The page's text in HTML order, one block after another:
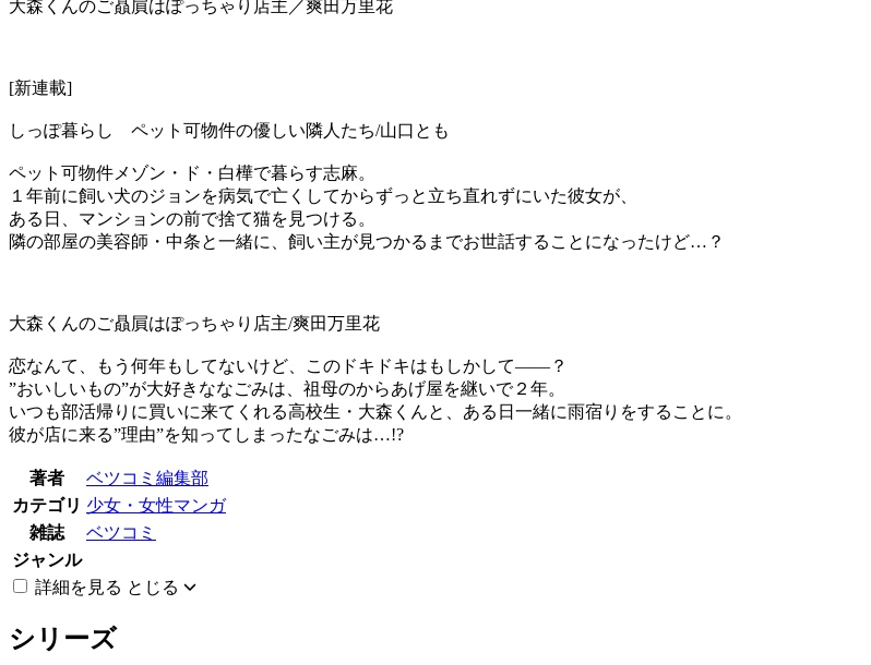
大森くんのご贔屓はぽっちゃり店主／爽田万里花
[新連載]
しっぽ暮らし ペット可物件の優しい隣人たち/山口とも
ペット可物件メゾン・ド・白樺で暮らす志麻。
１年前に飼い犬のジョンを病気で亡くしてからずっと立ち直れずにいた彼女が、
ある日、マンションの前で捨て猫を見つける。
隣の部屋の美容師・中条と一緒に、飼い主が見つかるまでお世話することになったけど…？
大森くんのご贔屓はぽっちゃり店主/爽田万里花
恋なんて、もう何年もしてないけど、このドキドキはもしかして――？
”おいしいもの”が大好きななごみは、祖母のからあげ屋を継いで２年。
いつも部活帰りに買いに来てくれる高校生・大森くんと、ある日一緒に雨宿りをすることに。
彼が店に来る”理由”を知ってしまったなごみは…!?
著者
ベツコミ編集部
カテゴリ 少女・女性マンガ
雑誌
ベツコミ
ジャンル
詳細を見る とじる
シリーズ